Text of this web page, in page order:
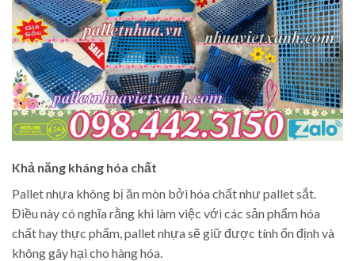
Khả năng kháng hóa chất
Pallet nhựa không bị ăn mòn bởi hóa chất như pallet sắt.
Điều này có nghĩa rằng khi làm việc với các sản phẩm hóa
chất hay thực phẩm, pallet nhựa sẽ giữ được tính ổn định và
không gây hại cho hàng hóa.